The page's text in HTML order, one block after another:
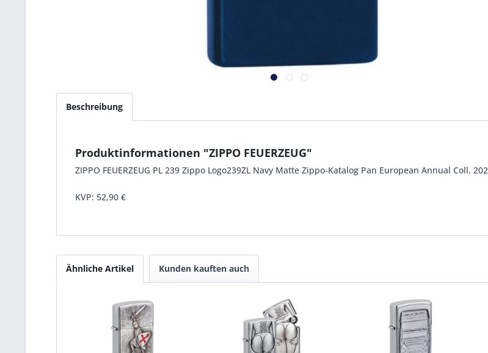
Beschreibung
Produktinformationen "ZIPPO FEUERZEUG"
ZIPPO FEUERZEUG PL 239 Zippo Logo239ZL Navy Matte Zippo-Katalog Pan European Annual Coll.
KVP: 52,90 €
Ähnliche Artikel Kunden kauften auch